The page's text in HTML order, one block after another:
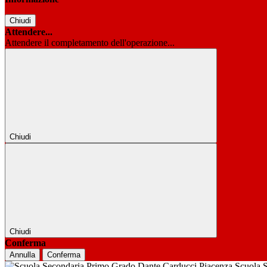
Chiudi
Attendere...
Attendere il completamento dell'operazione...
Chiudi
Chiudi
Conferma
Annulla Conferma